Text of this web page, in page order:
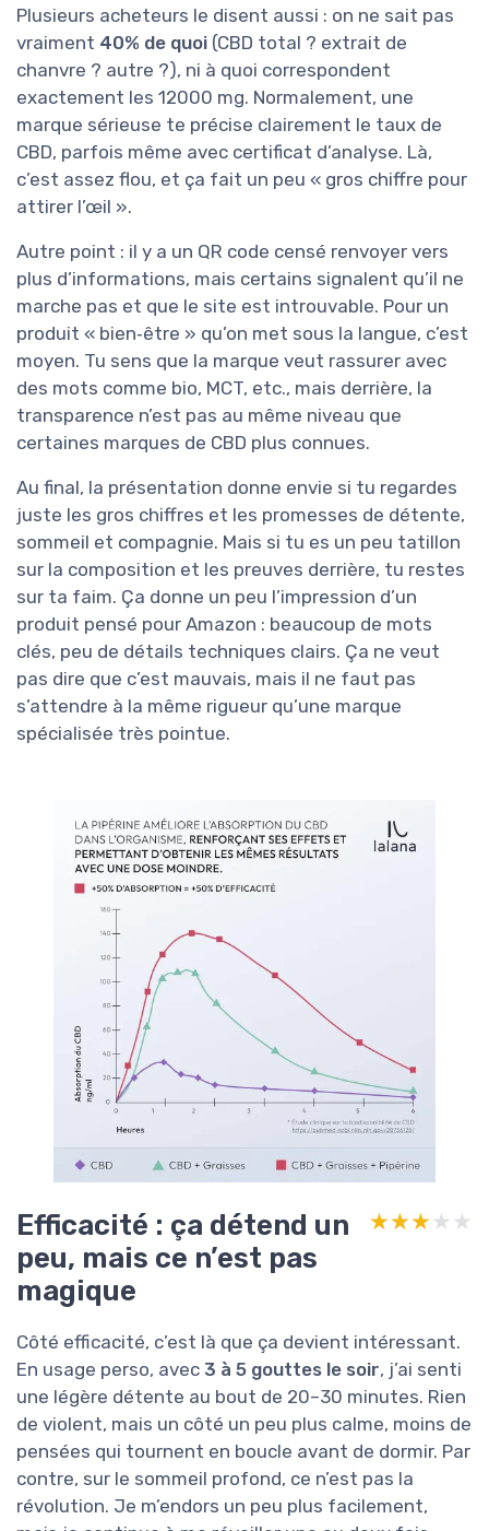
Plusieurs acheteurs le disent aussi : on ne sait pas
vraiment 40% de quoi (CBD total ? extrait de
chanvre ? autre ?), ni à quoi correspondent
exactement les 12000 mg. Normalement, une
marque sérieuse te précise clairement le taux de
CBD, parfois même avec certificat d’analyse. Là,
c’est assez flou, et ça fait un peu « gros chiffre pour
attirer l’œil ».
Autre point : il y a un QR code censé renvoyer vers
plus d’informations, mais certains signalent qu’il ne
marche pas et que le site est introuvable. Pour un
produit « bien‑être » qu’on met sous la langue, c’est
moyen. Tu sens que la marque veut rassurer avec
des mots comme bio, MCT, etc., mais derrière, la
transparence n’est pas au même niveau que
certaines marques de CBD plus connues.
Au final, la présentation donne envie si tu regardes
juste les gros chiffres et les promesses de détente,
sommeil et compagnie. Mais si tu es un peu tatillon
sur la composition et les preuves derrière, tu restes
sur ta faim. Ça donne un peu l’impression d’un
produit pensé pour Amazon : beaucoup de mots
clés, peu de détails techniques clairs. Ça ne veut
pas dire que c’est mauvais, mais il ne faut pas
s’attendre à la même rigueur qu’une marque
spécialisée très pointue.
Efficacité : ça détend un
peu, mais ce n’est pas
magique
★★★★★
★★★★★
Côté efficacité, c’est là que ça devient intéressant.
En usage perso, avec 3 à 5 gouttes le soir, j’ai senti
une légère détente au bout de 20–30 minutes. Rien
de violent, mais un côté un peu plus calme, moins de
pensées qui tournent en boucle avant de dormir. Par
contre, sur le sommeil profond, ce n’est pas la
révolution. Je m’endors un peu plus facilement,